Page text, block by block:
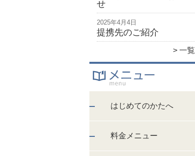
せ
2025年4月4日
提携先のご紹介
一覧
はじめてのかたへ
料金メニュー